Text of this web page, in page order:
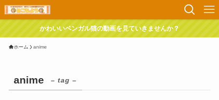
かわいいベンガル猫の動画を見ていきませんか？
ホーム anime
anime – tag –